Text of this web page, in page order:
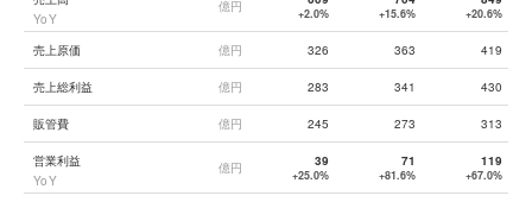
YoY
億円 +2.0% +15.6% +20.6%
売上原価 億円 326 363 419
売上総利益 億円 283 341 430
販管費 億円 245 273 313
営業利益
YoY
億円 39
+25.0%
71
+81.6%
119
+67.0%